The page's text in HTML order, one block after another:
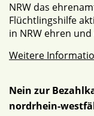
NRW das
Flüchtlingshilfe
in NRW ehren
Weitere
Nein zur
nordrhein-